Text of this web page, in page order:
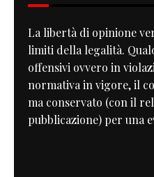
La libertà di opinione
limiti della legalità.
offensivi ovvero in
normativa in vigore, il
ma conservato (con il
pubblicazione) per una